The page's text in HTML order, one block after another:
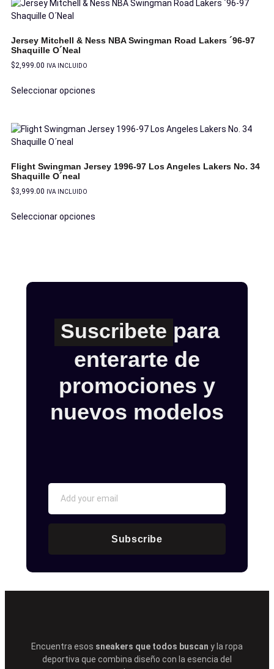
Jersey Mitchell & Ness NBA Swingman Road Lakers ´96-97
Shaquille O´Neal
$2,999.00 IVA INCLUIDO
Seleccionar opciones
Flight Swingman Jersey 1996-97 Los Angeles Lakers No. 34
Shaquille O´neal
$3,999.00 IVA INCLUIDO
Seleccionar opciones
Suscribete para
enterarte de
promociones y
nuevos modelos
Subscribe
Encuentra esos sneakers que todos buscan y la ropa
deportiva que combina diseño con la esencia del